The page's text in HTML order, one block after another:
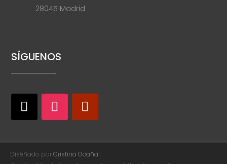
28045 Madrid
SÍGUENOS
Diseñado porCristina Ocaña